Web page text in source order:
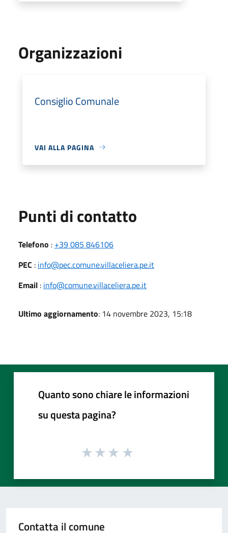
Organizzazioni
Consiglio Comunale
VAI ALLA PAGINA
Punti di contatto
Telefono : +39 085 846106
PEC : info@pec.comune.villaceliera.pe.it
Email : info@comune.villaceliera.pe.it
Ultimo aggiornamento: 14 novembre 2023, 15:18
Quanto sono chiare le informazioni
su questa pagina?
Contatta il comune